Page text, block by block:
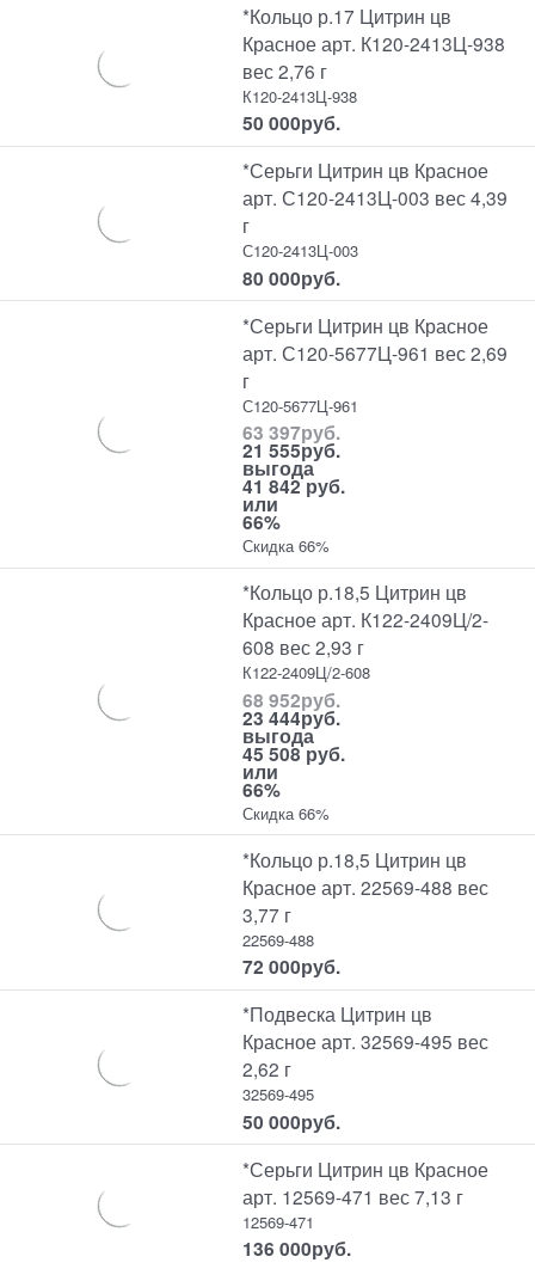
*Кольцо р.17 Цитрин цв
Красное арт. К120-2413Ц-938
вес 2,76 г
К120-2413Ц-938
50 000руб.
*Серьги Цитрин цв Красное
арт. С120-2413Ц-003 вес 4,39
г
С120-2413Ц-003
80 000руб.
*Серьги Цитрин цв Красное
арт. С120-5677Ц-961 вес 2,69
г
С120-5677Ц-961
63 397руб.
21 555руб.
выгода
41 842 руб.
или
66%
Скидка 66%
*Кольцо р.18,5 Цитрин цв
Красное арт. К122-2409Ц/2-
608 вес 2,93 г
К122-2409Ц/2-608
68 952руб.
23 444руб.
выгода
45 508 руб.
или
66%
Скидка 66%
*Кольцо р.18,5 Цитрин цв
Красное арт. 22569-488 вес
3,77 г
22569-488
72 000руб.
*Подвеска Цитрин цв
Красное арт. 32569-495 вес
2,62 г
32569-495
50 000руб.
*Серьги Цитрин цв Красное
арт. 12569-471 вес 7,13 г
12569-471
136 000руб.